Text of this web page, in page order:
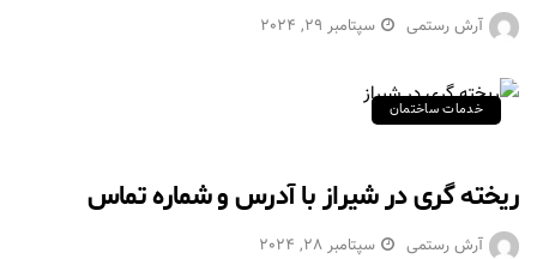
آرش رستمی سپتامبر 29, 2024
خدمات ساختمان
ریخته گری در شیراز با آدرس و شماره تماس
آرش رستمی سپتامبر 28, 2024